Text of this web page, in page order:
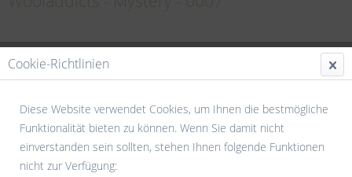
Cookie-Richtlinien
Diese Website verwendet Cookies, um Ihnen die bestmögliche
Funktionalität bieten zu können. Wenn Sie damit nicht
einverstanden sein sollten, stehen Ihnen folgende Funktionen
nicht zur Verfügung: